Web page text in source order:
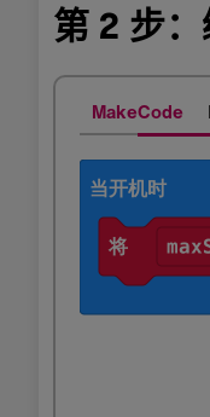
第 2 步
MakeCode